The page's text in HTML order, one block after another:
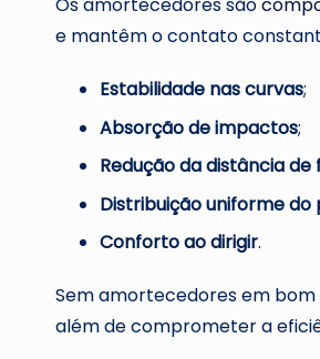
Os amortecedores são
e mantêm o contato
Estabilidade nas curvas;
Absorção de impactos;
Redução da distância
Distribuição uniforme do
Conforto ao dirigir.
Sem amortecedores em
além de comprometer a